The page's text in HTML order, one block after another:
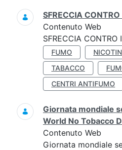
SFRECCIA
Contenuto Web
SFRECCIA CONTRO
FUMO
TABACCO
CENTRI ANTIFUMO
Giornata mondiale
World No Tobacco
Contenuto Web
Giornata mondiale